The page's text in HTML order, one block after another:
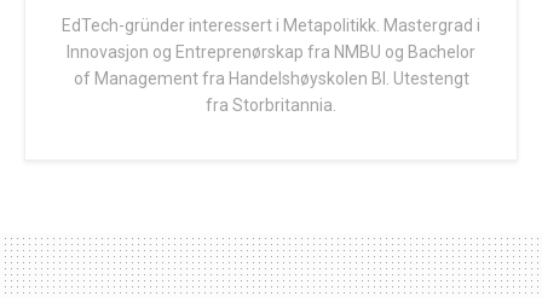
EdTech-gründer interessert i Metapolitikk. Mastergrad i
Innovasjon og Entreprenørskap fra NMBU og Bachelor
of Management fra Handelshøyskolen BI. Utestengt
fra Storbritannia.